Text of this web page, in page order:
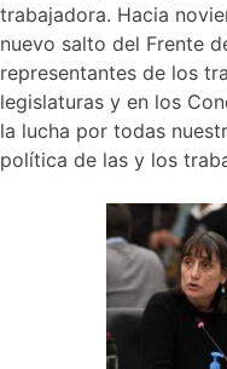
trabajadora. Hacia
nuevo salto del Frente
representantes de los
legislaturas y en los
la lucha por todas
política de las y los